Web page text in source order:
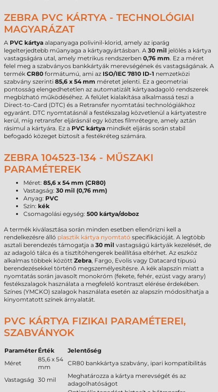
ZEBRA PVC KÁRTYA - TECHNOLÓGIAI
MAGYARÁZAT
A PVC kártya alapanyaga polivinil-klorid, amely az iparág
legelterjedtebb műanyaga a kártyagyártásban. A 30 mil jelölés a kártya
vastagságára utal, amely metrikus rendszerben 0,76 mm. Ez a méret
felel meg a szabványos bankkártyák merevségének és vastagságának. A
termék CR80 formátumú, ami az ISO/IEC 7810 ID-1 nemzetközi
szabvány szerinti 85,6 x 54 mm méretet jelenti. Ez a geometriai
pontosság elengedhetetlen az automatizált kártyaadagoló rendszerek
megbízható működéséhez. A felület kialakítása alkalmassá teszi a
Direct-to-Card (DTC) és a Retransfer nyomtatási technológiákhoz
egyaránt. DTC nyomtatásnál a festékszalag közvetlenül a kártyatestre
kerül, míg retransfer eljárásnál egy köztes filmrétegre, amely aztán
rásimul a kártyára. Ez a PVC kártya mindkét eljárás során stabil
befogadó közeget biztosít a festékréteg számára.
ZEBRA 104523-134 - MŰSZAKI
PARAMÉTEREK
Méret: 85,6 x 54 mm (CR80)
Vastagság: 30 mil (0,76 mm)
Anyag: PVC
Szín: kék
Csomagolási egység: 500 kártya/doboz
A termék kiválasztása során minden esetben ellenőrizni kell a
rendelkezésre álló plasztik kártya nyomtató specifikációját. A legtöbb
asztali berendezés támogatja a 30 mil vastagságú kártyák kezelését, de
az adagoló tálca és a tisztítóhengerek beállítása eltérhet. Az eszköz
alkalmas többek között Zebra, Fargo, Evolis vagy Datacard típusú
berendezésekkel történő megszemélyesítésre. A kék alapszín miatt a
nyomtatás során javasolt monokróm (fekete, fehér, ezüst vagy arany)
festékszalagok használata a megfelelő kontraszt elérése érdekében.
Színes (YMCKO) szalagok használata esetén az alapszín módosíthatja a
kinyomtatott színek árnyalatát.
PVC KÁRTYA FIZIKAI PARAMÉTEREI,
SZABVÁNYOK
Paraméter Érték
Jelentőség
Méret
85,6 x 54
mm
CR80 bankkártya szabvány, ipari kompatibilitás
Vastagság 30 mil
Meghatározza a kártya merevségét és az
adagolhatóságot